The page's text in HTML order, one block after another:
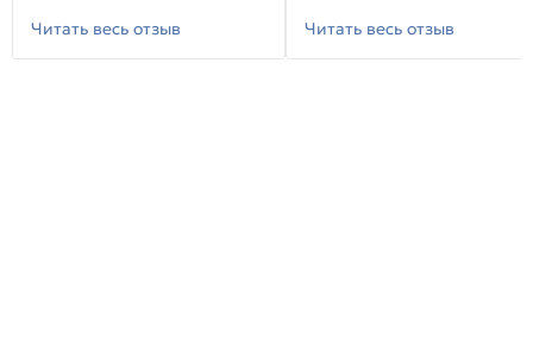
Читать весь отзыв
Читать весь отзыв